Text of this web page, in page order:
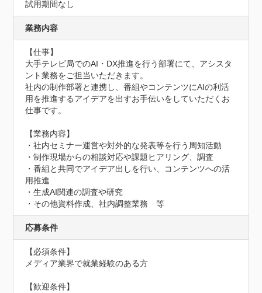
試用期間なし
業務内容
【仕事】
大手テレビ局でのAI・DX推進を行う部署にて、アシスタ
ント業務をご担当いただきます。
社内の制作部署と連携し、番組やコンテンツにAIの利活
用を推進するアイデアを出すお手伝いをしていただくお
仕事です。
【業務内容】
・社内セミナー運営や対外的な発表等を行う周知活動
・制作現場からの相談対応や課題ヒアリング、調査
・番組と共同でアイデア出しを行い、コンテンツへの活
用推進
・生成AI関連の調査や研究
・その他資料作成、社内調整業務　等
応募条件
【必須条件】
メディア業界で就業経験のある方
【歓迎条件】